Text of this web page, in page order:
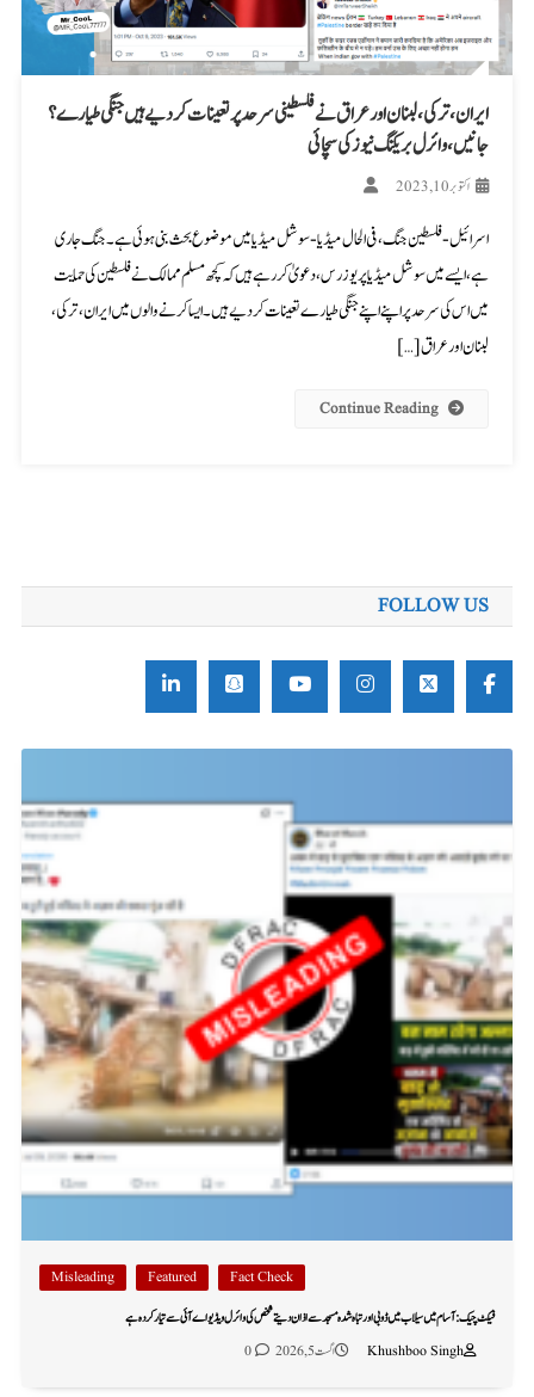
ایران، ترکی، لبنان اور عراق نے فلسطینی سرحد پر تعینات کر دیے ہیں جنگی طیارے؟
جانیں، وائرل بریکنگ نیوز کی سچائی
اکتوبر 10, 2023
اسرائیل-فلسطین جنگ، فی الحال میڈیا-سوشل میڈیا میں موضوع بحث بنی ہوئی ہے۔ جنگ جاری
ہے، ایسے میں سوشل میڈیا پر یوزرس، دعویٰ کر رہے ہیں کہ کچھ مسلم ممالک نے فلسطین کی حمایت
میں اس کی سرحد پر اپنے اپنے جنگی طیارے تعینات کر دیے ہیں۔ ایسا کرنے والوں میں ایران، ترکی،
لبنان اور عراق […]
Continue Reading
FOLLOW US
Fact Check
Featured
Misleading
فیکٹ چیک: آسام میں سیلاب میں ڈوبی اور تباہ شدہ مسجد سے اذان دیتے شخص کی وائرل ویڈیو اے آئی سے تیار کردہ ہے
Khushboo Singh
اگست 5, 2026 0